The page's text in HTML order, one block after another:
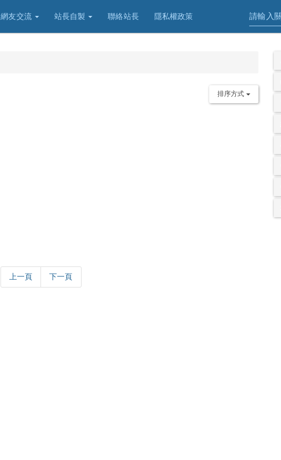
網友交流 站長自製 聯絡站長 隱私權政策
排序方式
上一頁 下一頁